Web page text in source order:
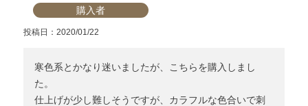
購入者
投稿日 2020/01/22
寒色系とかなり迷いましたが、こちらを購入しまし
た。
仕上げが少し難しそうですが、カラフルな色合いで刺